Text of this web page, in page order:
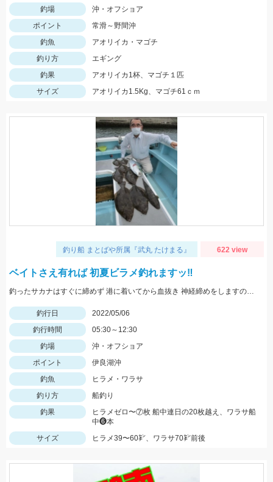
釣場
沖・オフショア
ポイント
常滑～野間沖
釣魚
アオリイカ・マゴチ
釣り方
エギング
釣果
アオリイカ1杯、マゴチ１匹
サイズ
アオリイカ1.5Kg、マゴチ61ｃｍ
釣り船 まとばや所属『武丸 たけまる』 622 view
ベイトさえ有れば 初夏ビラメ釣れますッ‼︎
釣ったサカナはすぐに締めず 港に着いてから血抜き 神経締めをしますので 旨さ 食感が違い過ぎますッ(^-^)
釣行日
2022/05/06
釣行時間
05:30～12:30
釣場
沖・オフショア
ポイント
伊良湖沖
釣魚
ヒラメ・ワラサ
釣り方
船釣り
釣果
ヒラメゼロ〜⑦枚 船中連日の20枚越え、ワラサ船
中❻本
サイズ
ヒラメ39〜60㌢、ワラサ70㌢前後